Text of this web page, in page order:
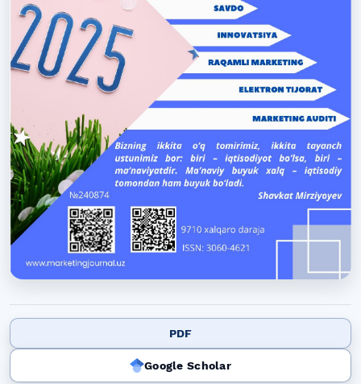
PDF
Google Scholar